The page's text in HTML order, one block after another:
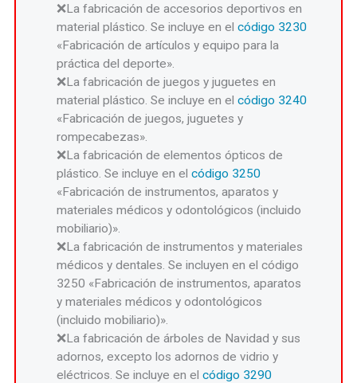
La fabricación de accesorios deportivos en
material plástico. Se incluye en elcódigo 3230
«Fabricación de artículos y equipo para la
práctica del deporte».
La fabricación de juegos y juguetes en
material plástico. Se incluye en elcódigo 3240
«Fabricación de juegos, juguetes y
rompecabezas».
La fabricación de elementos ópticos de
plástico. Se incluye en elcódigo 3250
«Fabricación de instrumentos, aparatos y
materiales médicos y odontológicos (incluido
mobiliario)».
La fabricación de instrumentos y materiales
médicos y dentales. Se incluyen en el código
3250 «Fabricación de instrumentos, aparatos
y materiales médicos y odontológicos
(incluido mobiliario)».
La fabricación de árboles de Navidad y sus
adornos, excepto los adornos de vidrio y
eléctricos. Se incluye en elcódigo 3290